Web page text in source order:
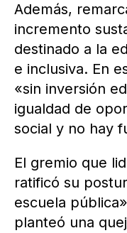
Además,
incremento
destinado a la
e inclusiva. En
«sin inversión
igualdad de
social y no hay
El gremio que
ratificó su
escuela
planteó una